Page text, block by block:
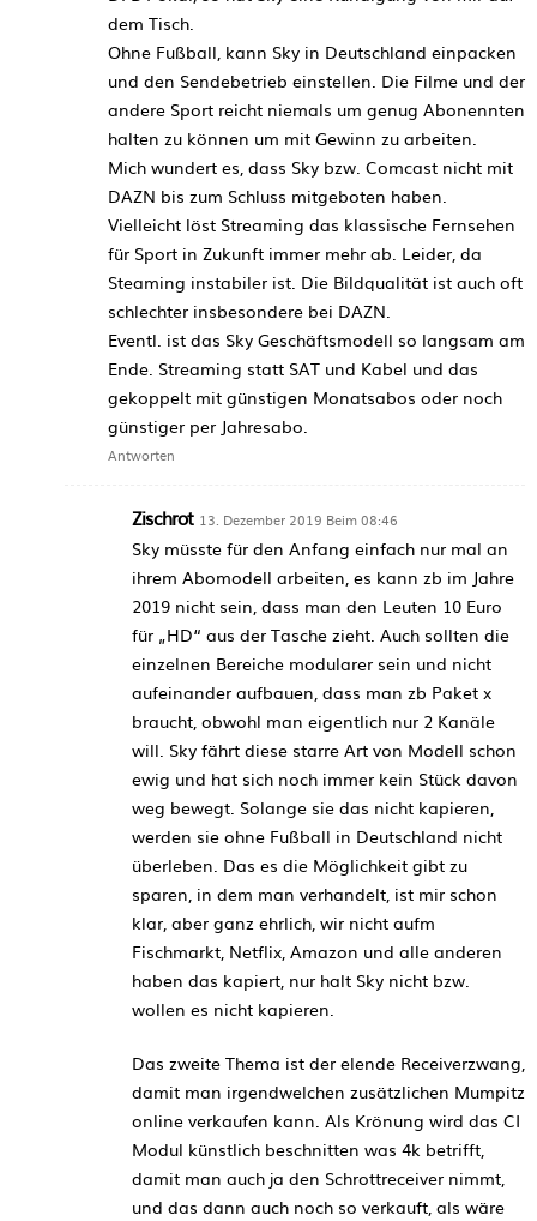
dem Tisch.
Ohne Fußball, kann Sky in Deutschland einpacken
und den Sendebetrieb einstellen. Die Filme und der
andere Sport reicht niemals um genug Abonennten
halten zu können um mit Gewinn zu arbeiten.
Mich wundert es, dass Sky bzw. Comcast nicht mit
DAZN bis zum Schluss mitgeboten haben.
Vielleicht löst Streaming das klassische Fernsehen
für Sport in Zukunft immer mehr ab. Leider, da
Steaming instabiler ist. Die Bildqualität ist auch oft
schlechter insbesondere bei DAZN.
Eventl. ist das Sky Geschäftsmodell so langsam am
Ende. Streaming statt SAT und Kabel und das
gekoppelt mit günstigen Monatsabos oder noch
günstiger per Jahresabo.
Antworten
Zischrot 13. Dezember 2019 Beim 08:46
Sky müsste für den Anfang einfach nur mal an
ihrem Abomodell arbeiten, es kann zb im Jahre
2019 nicht sein, dass man den Leuten 10 Euro
für „HD“ aus der Tasche zieht. Auch sollten die
einzelnen Bereiche modularer sein und nicht
aufeinander aufbauen, dass man zb Paket x
braucht, obwohl man eigentlich nur 2 Kanäle
will. Sky fährt diese starre Art von Modell schon
ewig und hat sich noch immer kein Stück davon
weg bewegt. Solange sie das nicht kapieren,
werden sie ohne Fußball in Deutschland nicht
überleben. Das es die Möglichkeit gibt zu
sparen, in dem man verhandelt, ist mir schon
klar, aber ganz ehrlich, wir nicht aufm
Fischmarkt, Netflix, Amazon und alle anderen
haben das kapiert, nur halt Sky nicht bzw.
wollen es nicht kapieren.
Das zweite Thema ist der elende Receiverzwang,
damit man irgendwelchen zusätzlichen Mumpitz
online verkaufen kann. Als Krönung wird das CI
Modul künstlich beschnitten was 4k betrifft,
damit man auch ja den Schrottreceiver nimmt,
und das dann auch noch so verkauft, als wäre